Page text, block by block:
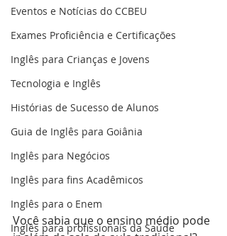
Eventos e Notícias do CCBEU
Exames Proficiência e Certificações
Inglês para Crianças e Jovens
Tecnologia e Inglês
Histórias de Sucesso de Alunos
Guia de Inglês para Goiânia
Inglês para Negócios
Inglês para fins Acadêmicos
Inglês para o Enem
Inglês para profissionais da Saúde
Você sabia que o ensino médio pode